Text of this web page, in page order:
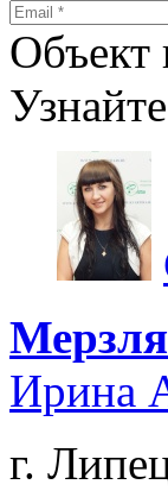
Объект
Ирина
г.